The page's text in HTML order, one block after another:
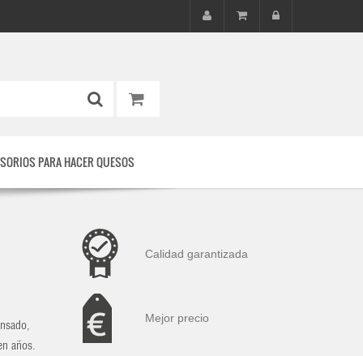
PARA HACER QUESOS
años.
Calidad garantizada
Mejor precio